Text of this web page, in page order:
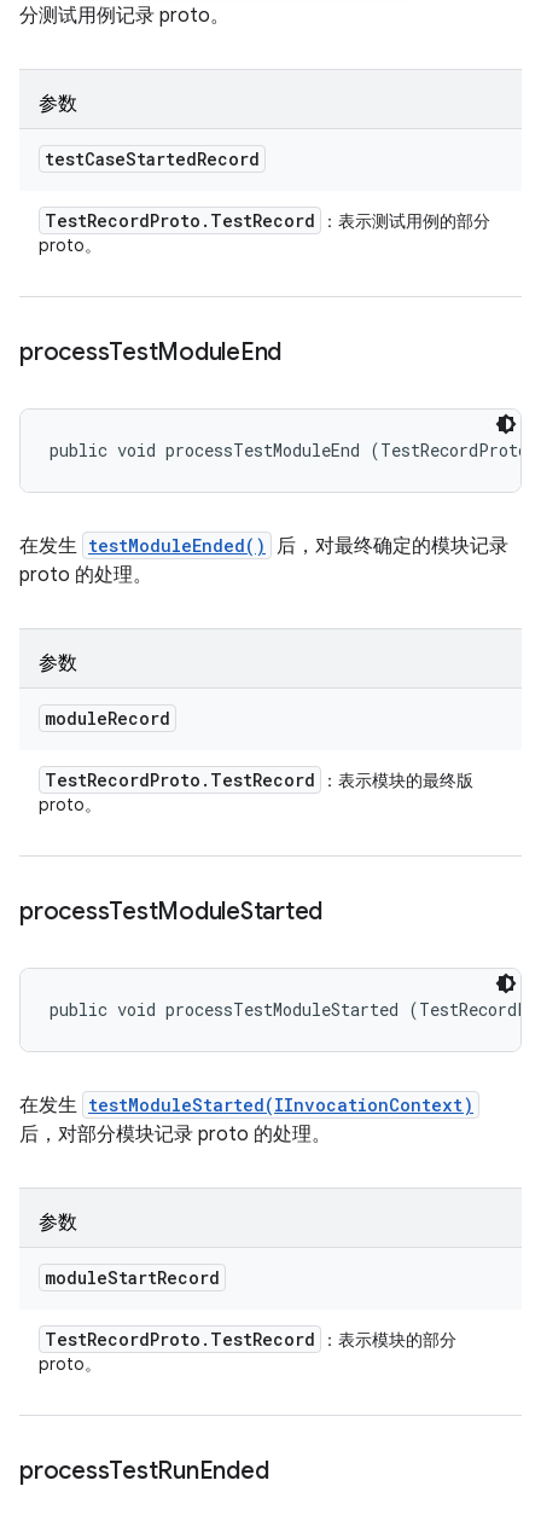
分测试用例记录 proto。
参数
testCaseStartedRecord
TestRecordProto . TestRecord
：表示测试用例的部分
proto。
processTestModuleEnd
public void processTestModuleEnd
在发生 testModuleEnded()
后，对最终确定的模块记录
proto 的处理。
参数
moduleRecord
TestRecordProto . TestRecord
：表示模块的最终版
proto。
processTestModuleStarted
public void processTestModuleStarted
在发生 testModuleStarted(IInvocationContext)
后，对部分模块记录 proto 的处理。
参数
moduleStartRecord
TestRecordProto . TestRecord
：表示模块的部分
proto。
processTestRunEnded